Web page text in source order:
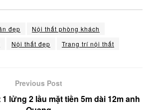
đẹp
Nội thất phòng khách
Nội thất đẹp Trang trí nội thất
Previous Post
lửng 2 lầu mặt tiền 5m dài 12m anh